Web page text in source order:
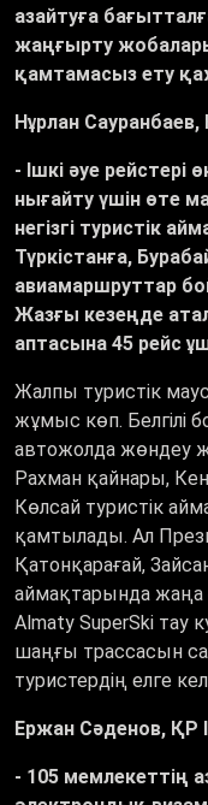
азайтуға
жаңғырту
қамтамасыз ету
Нұрлан Сауранбаев,
- Ішкі әуе
нығайту үшін өте
негізгі туристік
Түркістанға,
авиамаршруттар
Жазғы кезеңде
аптасына 45 рейс
Жалпы туристік
жұмыс көп. Белгілі
автожолда жөндеу
Рахман қайнары,
Көлсай туристік
қамтылады. Ал
Қатонқарағай,
аймақтарында
Almaty SuperSki тау
шаңғы трассасын
туристердің елге
Ержан Сәденов, ҚР
- 105 мемлекеттің